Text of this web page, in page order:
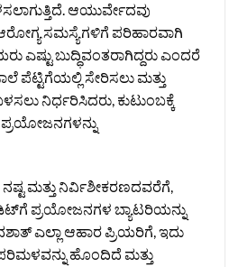
ಆಯುರ್ವೇದವು
ಸಮಸ್ಯೆಗಳಿಗೆ ಪರಿಹಾರವಾಗಿ
ಎಷ್ಟು ಬುದ್ಧಿವಂತರಾಗಿದ್ದರು ಎಂದರೆ
ಪೆಟ್ಟಿಗೆಯಲ್ಲಿ ಸೇರಿಸಲು ಮತ್ತು
ನಿರ್ಧರಿಸಿದರು, ಕುಟುಂಬಕ್ಕೆ
ಮತ್ತು ನಿರ್ವಿಶೀಕರಣದವರೆಗೆ,
ಪ್ರಯೋಜನಗಳ ಬ್ಯಾಟರಿಯನ್ನು
ಎಲ್ಲಾ ಆಹಾರ ಪ್ರಿಯರಿಗೆ, ಇದು
ಹೊಂದಿದೆ ಮತ್ತು